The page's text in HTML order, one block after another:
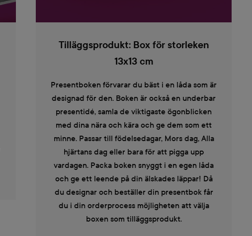
Tilläggsprodukt: Box för storleken
13x13 cm
Presentboken förvarar du bäst i en låda som är
designad för den. Boken är också en underbar
presentidé, samla de viktigaste ögonblicken
med dina nära och kära och ge dem som ett
minne. Passar till födelsedagar, Mors dag, Alla
hjärtans dag eller bara för att pigga upp
vardagen. Packa boken snyggt i en egen låda
och ge ett leende på din älskades läppar! Då
du designar och beställer din presentbok får
du i din orderprocess möjligheten att välja
boxen som tilläggsprodukt.